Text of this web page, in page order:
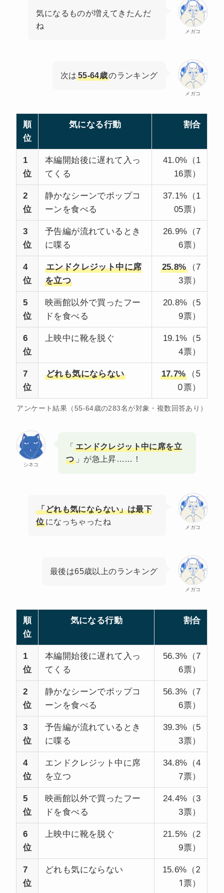
メガコ
気になるものが増えてきたんだ
ね
メガコ
次は 55-64歳のランキング
順
位
気になる行動 割合
1
位
本編開始後に遅れて入っ
てくる
41.0%（1
16票）
2
位
静かなシーンでポップコ
ーンを食べる
37.1%（1
05票）
3
位
予告編が流れているとき
に喋る
26.9%（7
6票）
4
位
エンドクレジット中に席
を立つ
25.8%（7
3票）
5
位
映画館以外で買ったフー
ドを食べる
20.8%（5
9票）
6
位
上映中に靴を脱ぐ
19.1%（5
4票）
7
位
どれも気にならない 17.7%（5
0票）
アンケート結果（55-64歳の283名が対象・複数回答あり）
シネコ
「 エンドクレジット中に席を立
つ」が急上昇……！
メガコ
「どれも気にならない」は最下
位になっちゃったね
メガコ
最後は65歳以上のランキング
順
位
気になる行動 割合
1
位
本編開始後に遅れて入っ
てくる
56.3%（7
6票）
2
位
静かなシーンでポップコ
ーンを食べる
56.3%（7
6票）
3
位
予告編が流れているとき
に喋る
39.3%（5
3票）
4
位
エンドクレジット中に席
を立つ
34.8%（4
7票）
5
位
映画館以外で買ったフー
ドを食べる
24.4%（3
3票）
6
位
上映中に靴を脱ぐ
21.5%（2
9票）
7
位
どれも気にならない 15.6%（2
1 票）